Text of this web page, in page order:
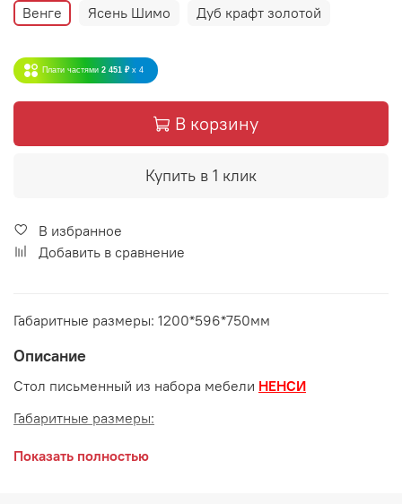
Венге Ясень Шимо Дуб крафт золотой
Плати частями 2 451 ₽ x 4
В корзину
Купить в 1 клик
В избранное
Добавить в сравнение
Габаритные размеры: 1200*596*750мм
Описание
Стол письменный из набора мебели НЕНСИ
Габаритные размеры:
длина 1200 мм
Показать полностью